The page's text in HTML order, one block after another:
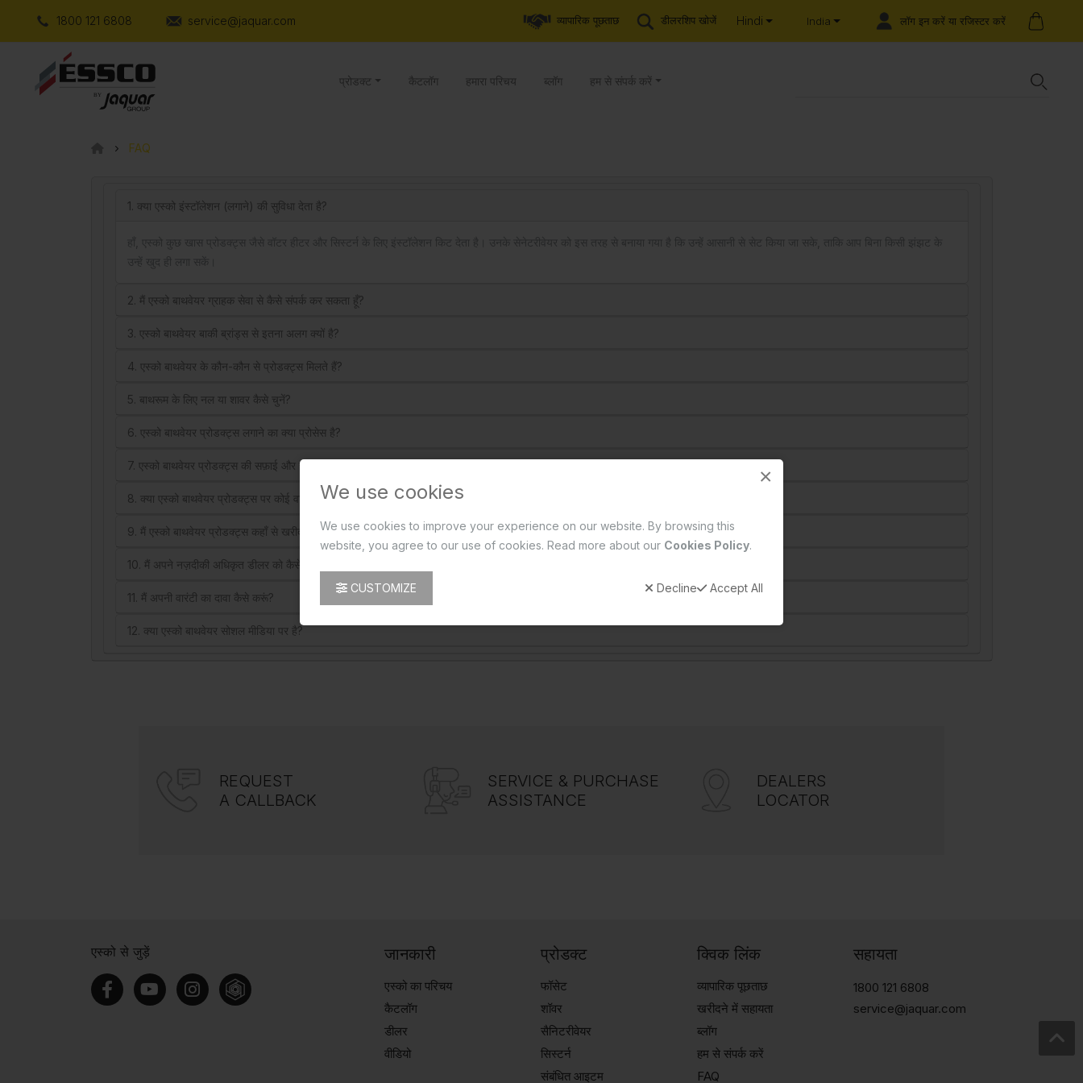
×
We use cookies
We use cookies to improve your experience on our website. By browsing this
website, you agree to our use of cookies. Read more about our Cookies Policy.
CUSTOMIZE Decline Accept All
1800 121 6808 service@jaquar.com व्यापारिक पूछताछ डीलरशिप खोजें Hindi India लॉग इन करें या रजिस्टर करें
प्रोडक्ट कैटलॉग हमारा परिचय ब्लॉग हम से संपर्क करें
FAQ
1. क्या एस्को इंस्टॉलेशन (लगाने) की सुविधा देता है?
2. मैं एस्को बाथवेयर ग्राहक सेवा से कैसे संपर्क कर सकता हूँ?
3. एस्को बाथवेयर बाकी ब्रांड्स से इतना अलग क्यों है?
4. एस्को बाथवेयर के कौन-कौन से प्रोडक्ट्स मिलते हैं?
5. बाथरूम के लिए नल या शावर कैसे चुनें?
6. एस्को बाथवेयर प्रोडक्ट्स लगाने का क्या प्रोसेस है?
7. एस्को बाथवेयर प्रोडक्ट्स की सफ़ाई और रखरखाव कैसे करें?
8. क्या एस्को बाथवेयर प्रोडक्ट्स पर कोई वारंटी मिलती है?
9. मैं एस्को बाथवेयर प्रोडक्ट्स कहाँ से खरीद सकता हूँ?
10. मैं अपने नज़दीकी अधिकृत डीलर को कैसे ढूंढूँ?
11. मैं अपनी वारंटी का दावा कैसे करूं?
12. क्या एस्को बाथवेयर सोशल मीडिया पर है?
REQUEST
A CALLBACK
SERVICE & PURCHASE
ASSISTANCE
DEALERS
LOCATOR
एस्को से जुड़ें जानकारी
एस्को का परिचय
कैटलॉग
डीलर
वीडियो
प्रोडक्ट
फॉसेट
शॉवर
सैनिटरीवेयर
सिस्टर्न
संबंधित आइटम
क्विक लिंक
व्यापारिक पूछताछ
खरीदने में सहायता
ब्लॉग
हम से संपर्क करें
FAQ
सहायता
1800 121 6808
service@jaquar.com